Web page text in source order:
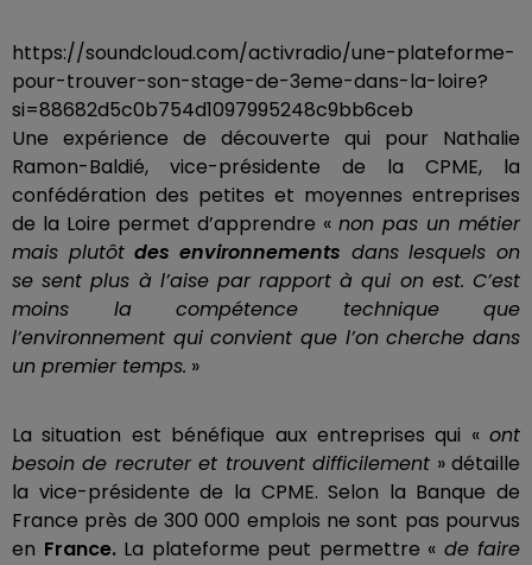
https://soundcloud.com/activradio/une-plateforme-
pour-trouver-son-stage-de-3eme-dans-la-loire?
si=88682d5c0b754d1097995248c9bb6ceb
Une expérience de découverte qui pour Nathalie
Ramon-Baldié, vice-présidente de la CPME, la
confédération des petites et moyennes entreprises
de la Loire permet d’apprendre « non pas un métier
mais plutôtdes environnements dans lesquels on
se sent plus à l’aise par rapport à qui on est. C’est
moins la compétence technique que
l’environnement qui convient que l’on cherche dans
un premier temps. »
La situation est bénéfique aux entreprises qui « ont
besoin de recruter et trouvent difficilement » détaille
la vice-présidente de la CPME. Selon la Banque de
France près de 300 000 emplois ne sont pas pourvus
en France.La plateforme peut permettre « de faire